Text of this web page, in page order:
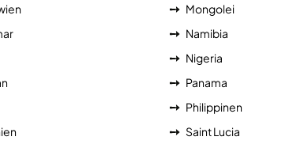
Mongolei
Namibia
Nigeria
Panama
Philippinen
Saint Lucia